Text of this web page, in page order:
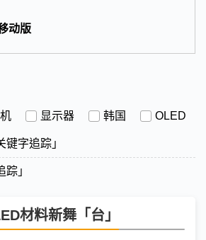
动版
显示器 韩国 OLED
字追踪」
」
材料新舞「台」